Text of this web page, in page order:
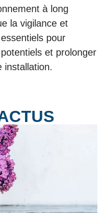
à long
la vigilance et
pour
et prolonger
installation.